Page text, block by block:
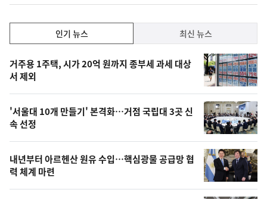
락
기,
최
신,
오
늘
의
영
상
인기 뉴스 최신 뉴스
기
뉴
스
거주용 1주택, 시가 20억 원까지 종부세 과세 대상
서 제외
'서울대 10개 만들기' 본격화…거점 국립대 3곳 신
속 선정
내년부터 아르헨산 원유 수입…핵심광물 공급망 협
력 체계 마련